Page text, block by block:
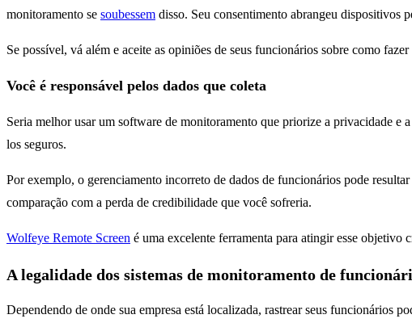
monitoramento se soubessem disso. Seu consentimento abrangeu dispositivos
Se possível, vá além e aceite as opiniões de seus funcionários sobre como
Você é responsável pelos dados que coleta
Seria melhor usar um software de monitoramento que priorize a privacidade e
los seguros.
Por exemplo, o gerenciamento incorreto de dados de funcionários pode
comparação com a perda de credibilidade que você sofreria.
Wolfeye Remote Screen é uma excelente ferramenta para atingir esse
A legalidade dos sistemas de monitoramento de
Dependendo de onde sua empresa está localizada, rastrear seus funcionários